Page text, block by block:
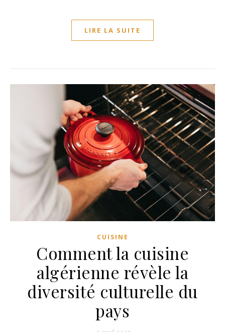
LIRE LA SUITE
CUISINE
Comment la cuisine
algérienne révèle la
diversité culturelle du
pays